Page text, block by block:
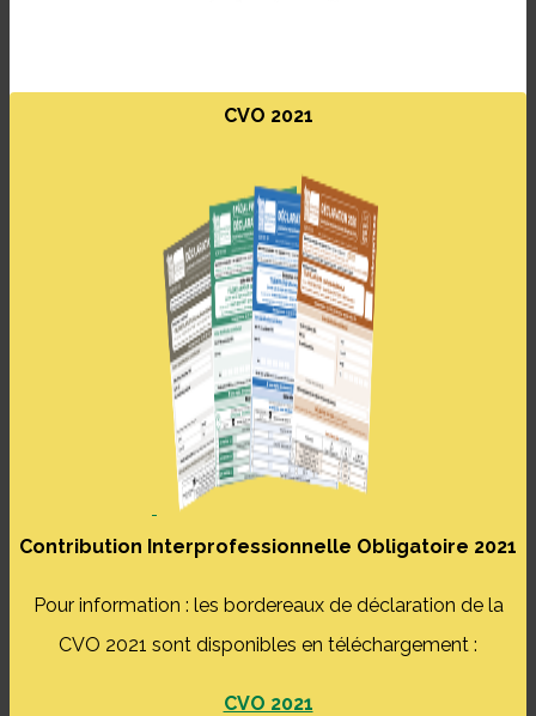
CVO 2021
Contribution Interprofessionnelle Obligatoire 2021
Pour information : les bordereaux de déclaration de la
CVO 2021 sont disponibles en téléchargement :
CVO 2021